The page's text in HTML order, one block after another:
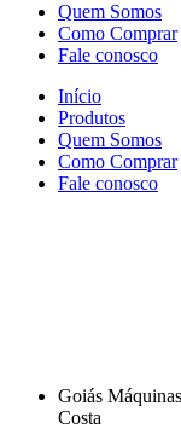
Quem Somos
Como Comprar
Fale conosco
Início
Produtos
Quem Somos
Como Comprar
Fale conosco
Goiás
Costa